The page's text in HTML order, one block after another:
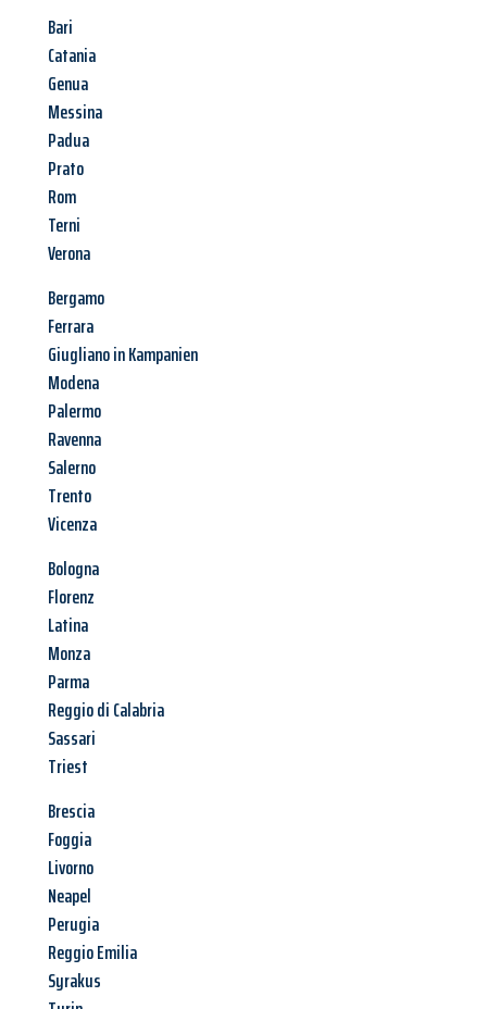
Bari
Catania
Genua
Messina
Padua
Prato
Rom
Terni
Verona
Bergamo
Ferrara
Giugliano in Kampanien
Modena
Palermo
Ravenna
Salerno
Trento
Vicenza
Bologna
Florenz
Latina
Monza
Parma
Reggio di Calabria
Sassari
Triest
Brescia
Foggia
Livorno
Neapel
Perugia
Reggio Emilia
Syrakus